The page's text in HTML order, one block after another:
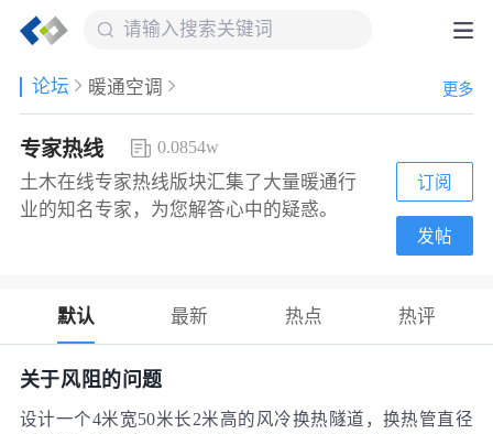
论坛 暖通空调 更多
专家热线 0.0854w
土木在线专家热线版块汇集了大量暖通行
业的知名专家，为您解答心中的疑惑。
订阅
发帖
默认 最新 热点 热评
关于风阻的问题
设计一个4米宽50米长2米高的风冷换热隧道，换热管直径